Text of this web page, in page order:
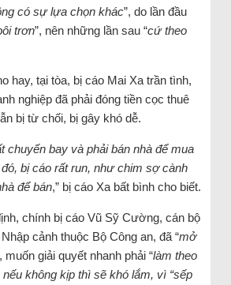
có sự lựa chọn khác”, do lần đầu
trơn”, nên những lần sau “cứ theo
hay, tại tòa, bị cáo Mai Xa trần tình,
nghiệp đã phải đóng tiền cọc thuê
bị từ chối, bị gây khó dễ.
chuyến bay và phải bán nhà để mua
bị cáo rất run, như chim sợ cành
để bán,” bị cáo Xa bất bình cho biết.
chính bị cáo Vũ Sỹ Cường, cán bộ
cảnh thuộc Bộ Công an, đã “mở
muốn giải quyết nhanh phải “làm theo
không kịp thì sẽ khó lắm, vì “sếp